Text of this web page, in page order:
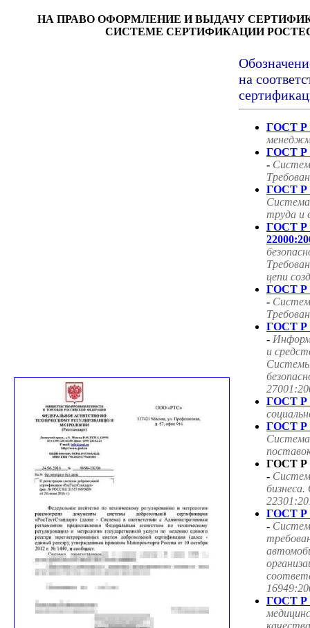
НА ПРАВО ОФОРМЛЕНИЕ И ВЫДАЧУ
СИСТЕМЕ СЕРТИФИКАЦИИ
на
ГОСТ Р
ГОСТ Р
-
ГОСТ Р
труда и
ГОСТ
цепи
ГОСТ Р
-
ГОСТ Р
-
и
ГОСТ Р
ГОСТ Р
ГОСТ Р
-
ГОСТ Р
-
ГОСТ Р